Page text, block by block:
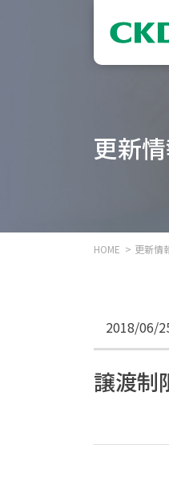
更新
HOME 更新情
2018/06/
譲渡制